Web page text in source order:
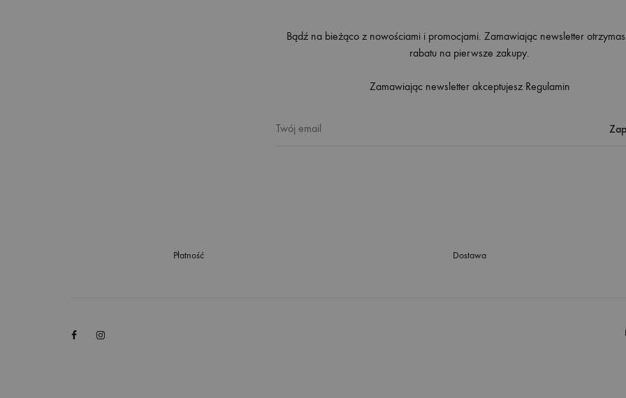
Bądź na bieżąco z nowościami i promocjami. Zamawiając newsletter
rabatu na pierwsze zakupy.
Zamawiając newsletter akceptujesz Regulamin
Płatność Dostawa
FacebookInstagram